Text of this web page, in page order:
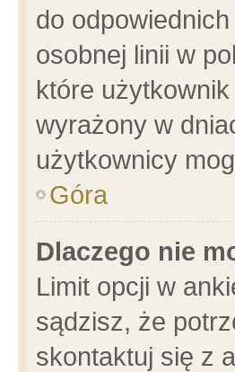
do
osobnej linii w
które
wyrażony w
użytkownicy
Góra
Dlaczego nie
Limit opcji w
sądzisz, że
skontaktuj się z